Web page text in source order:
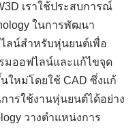
เราใช้ประสบการณ์
ในการพัฒนา
ลน์สำหรับหุ่นยนต์เพื่อ
มออฟไลน์และแก้ไขจุด
ใหม่โดยใช้ CAD ซึ่งแก้
รใช้งานหุ่นยนต์ได้อย่าง
วางตำแหน่งการ